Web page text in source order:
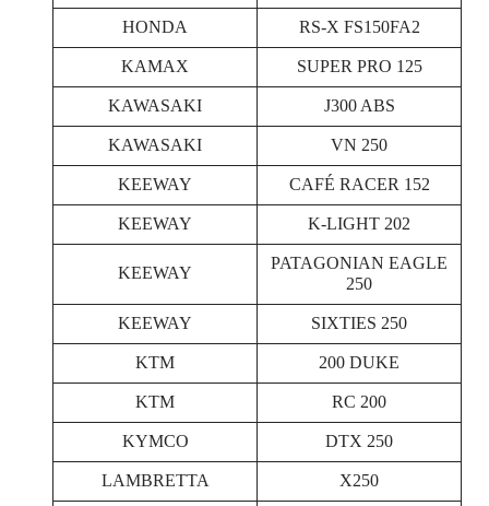
HONDA
RS-X FS150FA2
KAMAX
SUPER PRO 125
KAWASAKI
J300 ABS
KAWASAKI
VN 250
KEEWAY
CAFÉ RACER 152
KEEWAY
K-LIGHT 202
KEEWAY
PATAGONIAN EAGLE
250
KEEWAY
SIXTIES 250
KTM
200 DUKE
KTM
RC 200
KYMCO
DTX 250
LAMBRETTA
X250